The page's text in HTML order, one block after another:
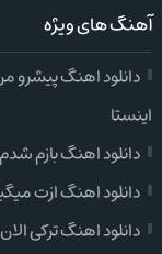
آهنگ های ویژه
دانلود اهنگ
اینستا
دانلود اهنگ بازم
دانلود اهنگ ازت
دانلود اهنگ ترکی